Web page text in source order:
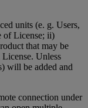
units (e. g. Users,
of License; ii)
that may be
Unless
will be added and
connection under